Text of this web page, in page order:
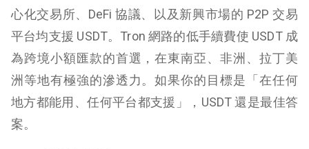
心化交易所、DeFi 協議、以及新興市場的 P2P 交易
平台均支援 USDT。Tron 網路的低手續費使 USDT 成
為跨境小額匯款的首選，在東南亞、非洲、拉丁美
洲等地有極強的滲透力。如果你的目標是「在任何
地方都能用、任何平台都支援」，USDT 還是最佳答
案。